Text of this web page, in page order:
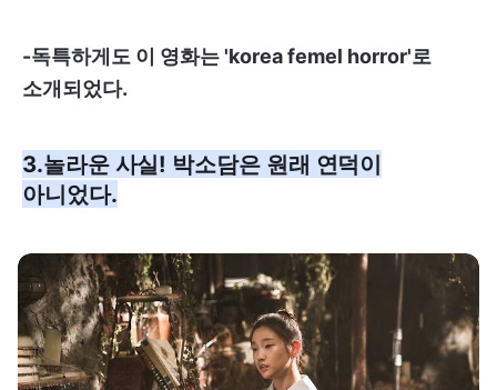
-독특하게도 이 영화는 'korea femel horror'로
소개되었다.
3.놀라운 사실! 박소담은 원래 연덕이
아니었다.